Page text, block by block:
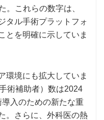
。これらの数字は、
タル手術プラットフォ
とを明確に示していま
環境にも拡大していま
術補助者）数は2024
入のための新たな重
。さらに、外科医の熱